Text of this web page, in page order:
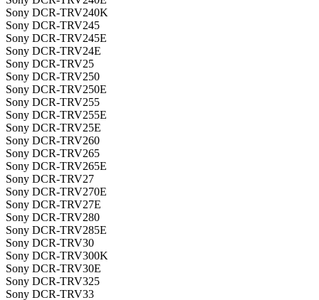
Sony DCR-TRV240K
Sony DCR-TRV245
Sony DCR-TRV245E
Sony DCR-TRV24E
Sony DCR-TRV25
Sony DCR-TRV250
Sony DCR-TRV250E
Sony DCR-TRV255
Sony DCR-TRV255E
Sony DCR-TRV25E
Sony DCR-TRV260
Sony DCR-TRV265
Sony DCR-TRV265E
Sony DCR-TRV27
Sony DCR-TRV270E
Sony DCR-TRV27E
Sony DCR-TRV280
Sony DCR-TRV285E
Sony DCR-TRV30
Sony DCR-TRV300K
Sony DCR-TRV30E
Sony DCR-TRV325
Sony DCR-TRV33